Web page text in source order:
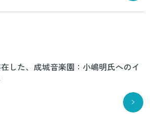
した、成城音楽園：小嶋明氏へのイ